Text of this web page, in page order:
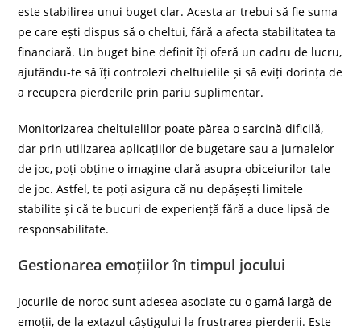
este stabilirea unui buget clar. Acesta ar trebui să fie suma
pe care ești dispus să o cheltui, fără a afecta stabilitatea ta
financiară. Un buget bine definit îți oferă un cadru de lucru,
ajutându-te să îți controlezi cheltuielile și să eviți dorința de
a recupera pierderile prin pariu suplimentar.
Monitorizarea cheltuielilor poate părea o sarcină dificilă,
dar prin utilizarea aplicațiilor de bugetare sau a jurnalelor
de joc, poți obține o imagine clară asupra obiceiurilor tale
de joc. Astfel, te poți asigura că nu depășești limitele
stabilite și că te bucuri de experiență fără a duce lipsă de
responsabilitate.
Gestionarea emoțiilor în timpul jocului
Jocurile de noroc sunt adesea asociate cu o gamă largă de
emoții, de la extazul câștigului la frustrarea pierderii. Este